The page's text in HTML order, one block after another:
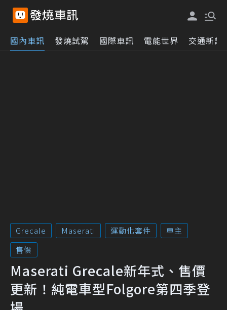
國內車訊 發燒試駕 國際車訊 電能世界 交通新訊
Grecale Maserati 運動化套件
車主
售價
Maserati Grecale新年式、售價
更新！純電車型Folgore第四季登